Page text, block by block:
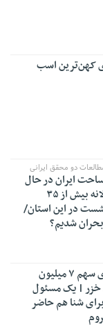
کهن‌ترین اسب
دو محقق ایرانی
ایران در حال
فرونشست/ سالانه بیش از ۳۵
در این استان/
شدیم؟
بیماری و بیکاری سهم ۷ میلیون
خزر | یک مسئول
شنا هم حاضر